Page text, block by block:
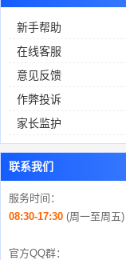
新手帮助
在线客服
意见反馈
作弊投诉
家长监护
联系我们
服务时间：
08:30-17:30 (周一至周五)
官方QQ群：